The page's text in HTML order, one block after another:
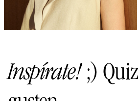
Inspírate!;)